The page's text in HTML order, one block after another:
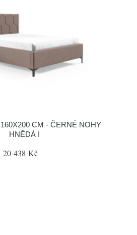
CM - ČERNÉ NOHY
HNĚDÁ I
20 438 Kč